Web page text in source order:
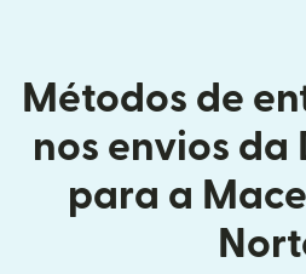
Métodos de
nos envios da
para a